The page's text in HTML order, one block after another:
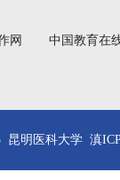
网
中国教育在
昆明医科大学 滇